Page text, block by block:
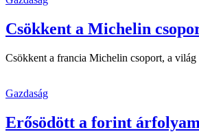
Csökkent a Michelin
Csökkent a francia Michelin csoport, a
Gazdaság
Erősödött a forint